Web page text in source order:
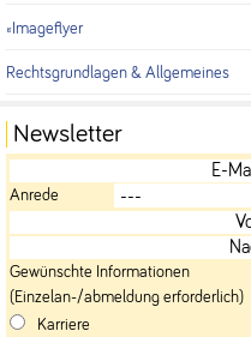
Imageflyer
Rechtsgrundlagen & Allgemeines
Newsletter
Anrede
Gewünschte Informationen
(Einzelan-/abmeldung erforderlich)
Karriere